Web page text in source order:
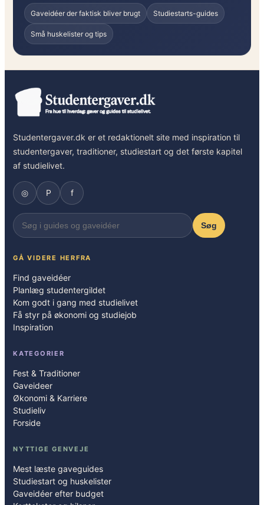
Gaveidéer der faktisk bliver brugt Studiestarts-guides
Små huskelister og tips
Studentergaver.dk er et redaktionelt site med inspiration til
studentergaver, traditioner, studiestart og det første kapitel
af studielivet.
◎ P f
Søg
GÅ VIDERE HERFRA
Find gaveidéer
Planlæg studentergildet
Kom godt i gang med studielivet
Få styr på økonomi og studiejob
Inspiration
KATEGORIER
Fest & Traditioner
Gaveideer
Økonomi & Karriere
Studieliv
Forside
NYTTIGE GENVEJE
Mest læste gaveguides
Studiestart og huskelister
Gaveidéer efter budget